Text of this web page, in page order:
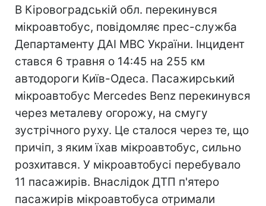
В Кіровоградській обл. перекинувся
мікроавтобус, повідомляє прес-служба
Департаменту ДАІ МВС України. Інцидент
стався 6 травня о 14:45 на 255 км
автодороги Київ-Одеса. Пасажирський
мікроавтобус Mercedes Benz перекинувся
через металеву огорожу, на смугу
зустрічного руху. Це сталося через те, що
причіп, з яким їхав мікроавтобус, сильно
розхитався. У мікроавтобусі перебувало
11 пасажирів. Внаслідок ДТП п'ятеро
пасажирів мікроавтобуса отримали